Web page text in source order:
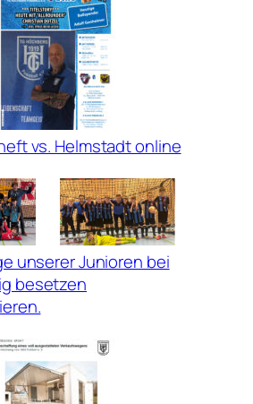
vs. Helmstadt online
unserer Junioren bei
besetzen